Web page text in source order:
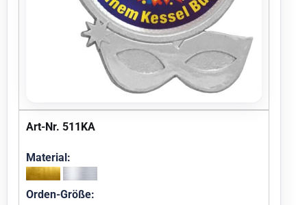
Art-Nr. 511KA
Material:
Orden-Größe: